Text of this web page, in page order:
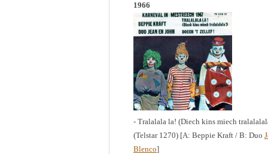
1966
- Tralalala la! (Diech kins miech
(Telstar 1270) [A: Beppie Kraft / B: Duo
Blenco]